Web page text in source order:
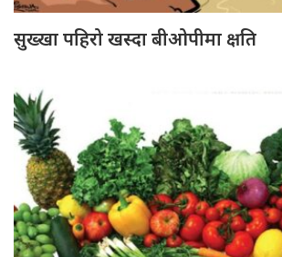
सुख्खा पहिरो खस्दा बीओपीमा क्षति